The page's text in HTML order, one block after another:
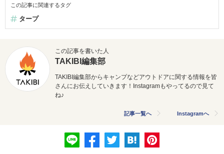
この記事に関連するタグ
タープ
この記事を書いた人
TAKIBI編集部
TAKIBI編集部からキャンプなどアウトドアに関する情報を皆
さんにお伝えしていきます！Instagramもやってるので見て
ね♪
記事一覧へ Instagramへ